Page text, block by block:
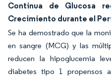
Continua de Glucosa
Crecimiento durante el
Se ha demostrado que la
en sangre (MCG) y las
reducen la hipoglucemia
diabetes tipo 1 propensos